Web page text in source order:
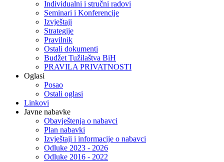
Individualni i stručni radovi
Seminari i Konferencije
Izvještaji
Strategije
Pravilnik
Ostali dokumenti
Budžet Tužilaštva BiH
PRAVILA PRIVATNOSTI
Oglasi
Posao
Ostali oglasi
Linkovi
Javne nabavke
Obavještenja o nabavci
Plan nabavki
Izvještaji i informacije o nabavci
Odluke 2023 - 2026
Odluke 2016 - 2022